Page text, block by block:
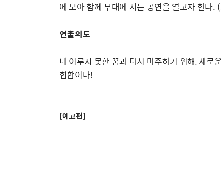
에 모아 함께 무대에 서는 공연을 열고자 한다
연출의도
내 이루지 못한 꿈과 다시 마주하기 위해, 새로
힙합이다!
[예고편]